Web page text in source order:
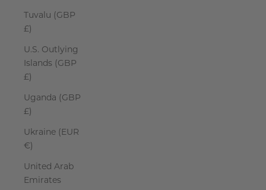
Tuvalu (GBP
£)
U.S. Outlying
Islands (GBP
£)
Uganda (GBP
£)
Ukraine (EUR
€)
United Arab
Emirates